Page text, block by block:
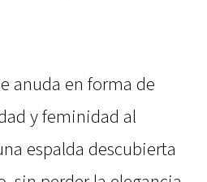
anuda en forma de
y feminidad al
espalda descubierta